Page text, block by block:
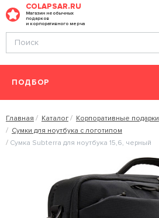
COLAPSAR.RU
Магазин необычных
подарков
и корпоративного мерча
ПОДБОР
Главная Каталог Корпоративные подарки
Сумки для ноутбука с логотипом
Сумка Subterra для ноутбука 15,6, черный